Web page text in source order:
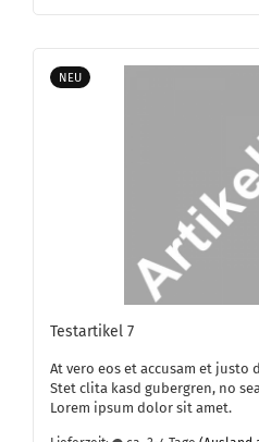
NEU
Te­st­ar­ti­kel 7
At vero eos et ac­cu­sam et justo
Stet clita kasd gu­ber­gren, no
Lorem ipsum dolor sit amet.